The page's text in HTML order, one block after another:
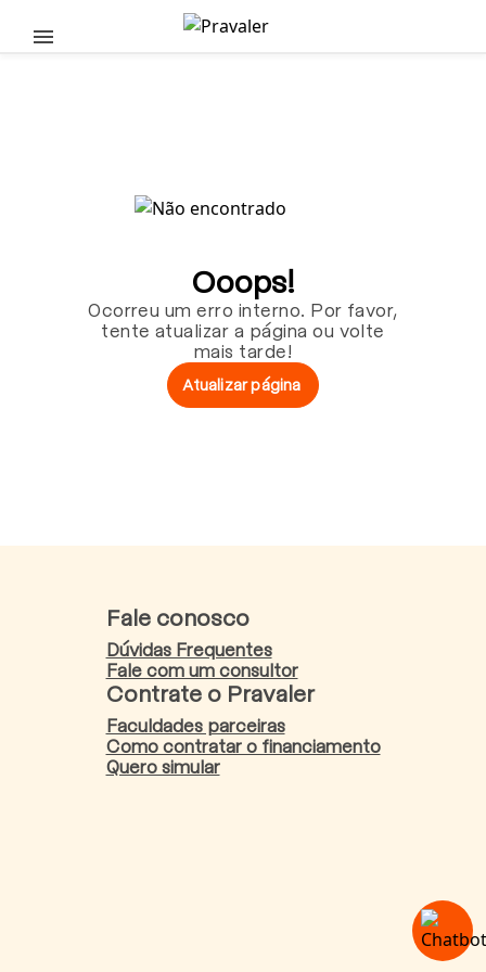
Pular para o conteúdo principal
Ooops!
Ocorreu um erro interno. Por favor,
tente atualizar a página ou volte
mais tarde!
Atualizar página
Fale conosco
Dúvidas Frequentes
Fale com um consultor
Contrate o Pravaler
Faculdades parceiras
Como contratar o financiamento
Quero simular